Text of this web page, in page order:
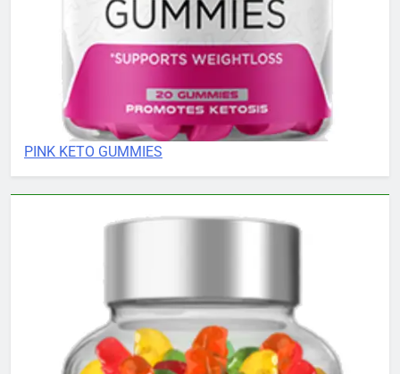
PINK KETO GUMMIES